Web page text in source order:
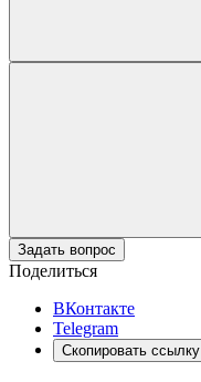
Задать вопрос
Поделиться
ВКонтакте
Telegram
Скопировать ссылку